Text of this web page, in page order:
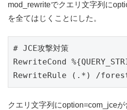
mod_rewriteでクエリ文字列に
を全てはじくことにした。
# JCE攻撃対策
RewriteCond
クエリ文字列にoption=com_jce